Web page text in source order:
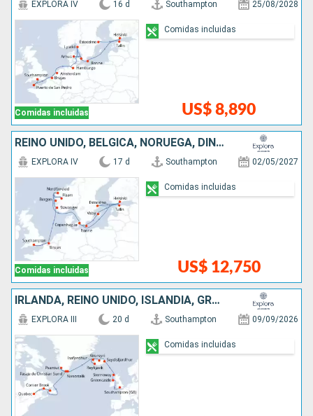
Comidas incluidas
EXPLORA IV 16 d Southampton 25/08/2028
US$ 8,890
Comidas incluidas
REINO UNIDO, BÉLGICA, NORUEGA, DINAMARCA, FINLANDIA, SUECIA, ESTONIA
Comidas incluidas
EXPLORA IV 17 d Southampton 02/05/2027
US$ 12,750
Comidas incluidas
IRLANDA, REINO UNIDO, ISLANDIA, GROENLANDIA, CANADÁ
EXPLORA III 20 d Southampton 09/09/2026
Comidas incluidas